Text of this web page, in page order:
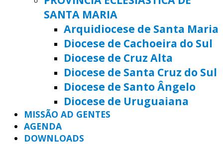
SANTA MARIA
Arquidiocese de Santa Maria
Diocese de Cachoeira do Sul
Diocese de Cruz Alta
Diocese de Santa Cruz do Sul
Diocese de Santo Ângelo
Diocese de Uruguaiana
MISSÃO AD GENTES
AGENDA
DOWNLOADS